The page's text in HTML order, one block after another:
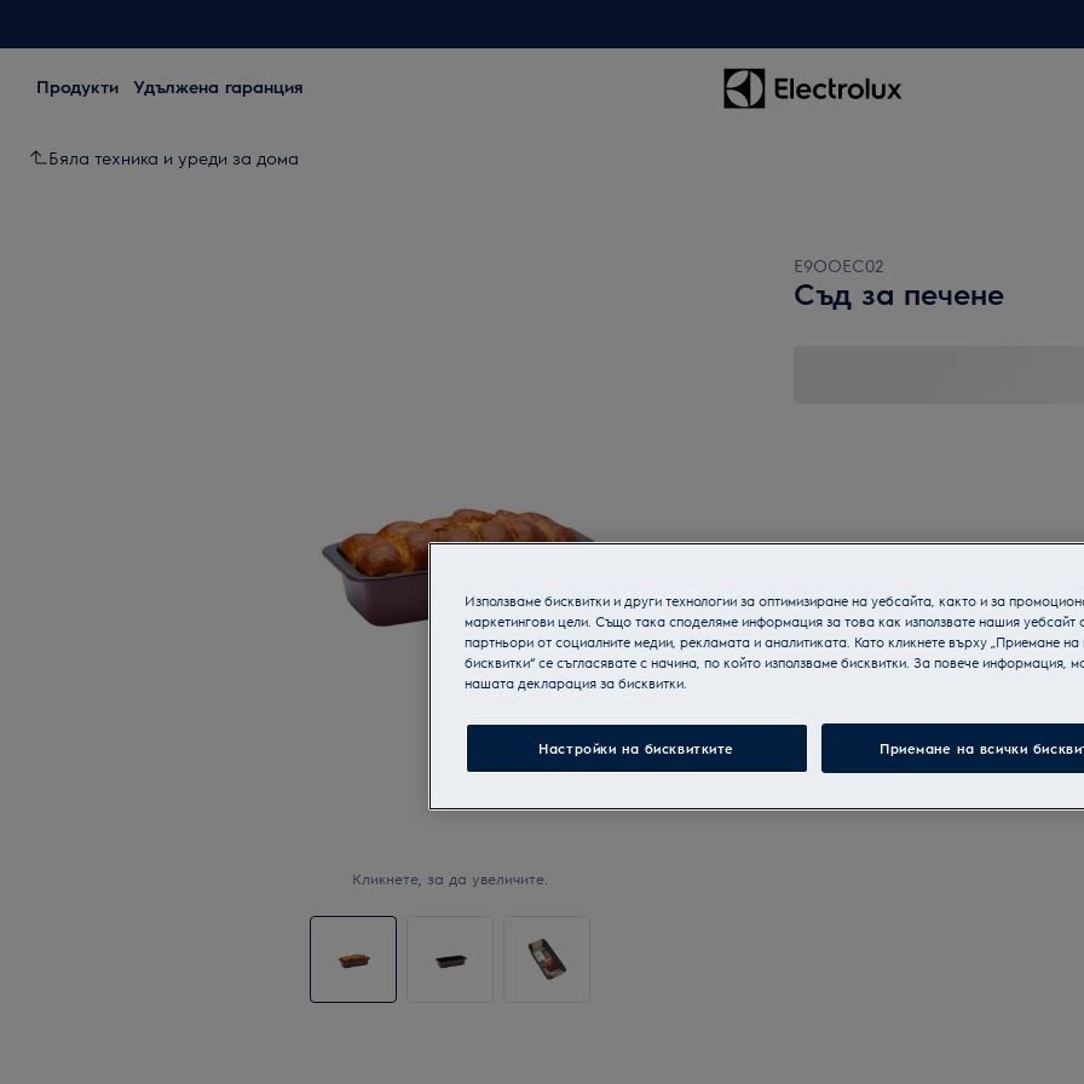
Продукти Удължена гаранция
Бяла техника и уреди за дома
Кликнете, за да увеличите.
E9OOEC02
Съд за печене
Използваме бисквитки и други технологии за оптимизиране на уебсайта, както и за
маркетингови цели. Също така споделяме информация за това как използвате нашия уебсайт
партньори от социалните медии, рекламата и аналитиката. Като кликнете върху „Приемане на
бисквитки“ се съгласявате с начина, по който използваме бисквитки. За повече информация,
нашата декларация за бисквитки.
Настройки на бисквитките Приемане на всички